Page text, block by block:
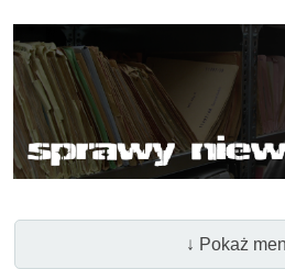
↓ Pokaż